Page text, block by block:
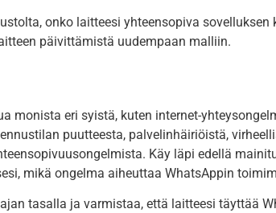
onko laitteesi yhteensopiva sovelluksen
päivittämistä uudempaan malliin.
monista eri syistä, kuten internet-
puutteesta, palvelinhäiriöistä,
Käy läpi edellä
mikä ongelma aiheuttaa WhatsAppin
tasalla ja varmistaa, että laitteesi täyttää